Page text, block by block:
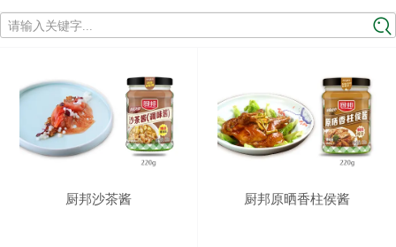
请输入关键字...
厨邦沙茶酱 厨邦原晒香柱侯酱